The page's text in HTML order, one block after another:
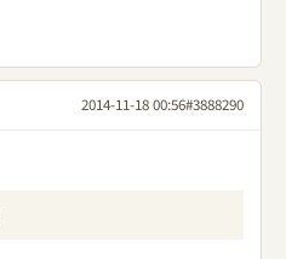
2014-11-18 00:56#3888290